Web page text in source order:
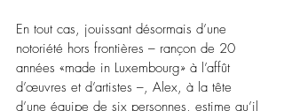
En tout cas, jouissant désormais d’une
notoriété hors frontières – rançon de 20
années «made in Luxembourg» à l’affût
d’œuvres et d’artistes –, Alex, à la tête
d’une équipe de six personnes, estime qu’il